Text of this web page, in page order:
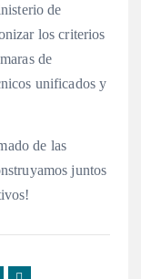
de
los criterios
de
unificados y
de las
juntos